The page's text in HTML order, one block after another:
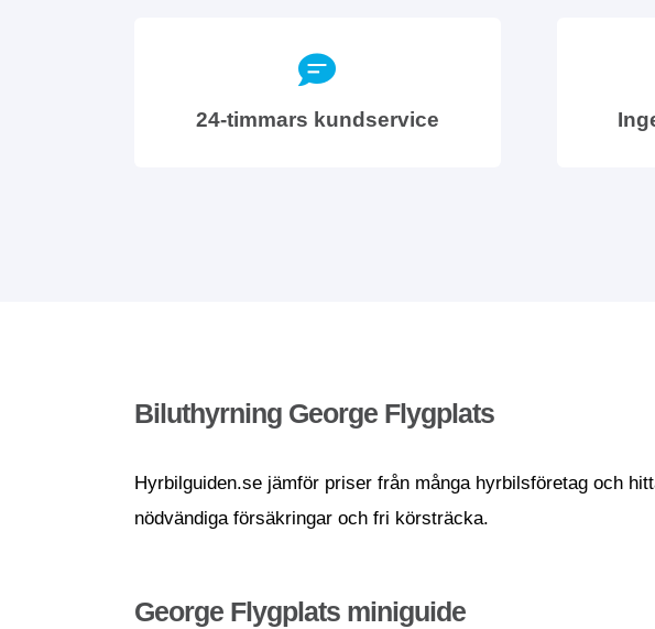
24-timmars kundservice
Biluthyrning George Flygplats
Hyrbilguiden.se jämför priser från många hyrbilsföretag och
nödvändiga försäkringar och fri körsträcka.
George Flygplats miniguide